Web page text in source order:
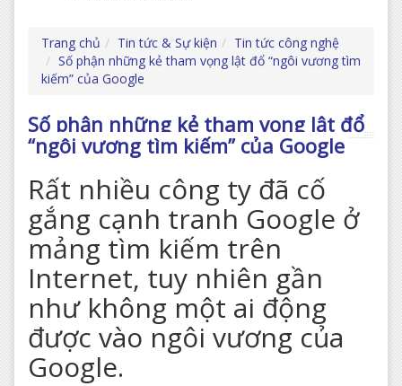
Trang chủ Tin tức & Sự kiện
Tin tức công nghệ
Số phận những kẻ tham vọng lật đổ “ngôi vương tìm
kiếm” của Google
Số phận những kẻ tham vọng lật đổ
“ngôi vương tìm kiếm” của Google
Rất nhiều công ty đã cố
gắng cạnh tranh Google ở
mảng tìm kiếm trên
Internet, tuy nhiên gần
như không một ai động
được vào ngôi vương của
Google.